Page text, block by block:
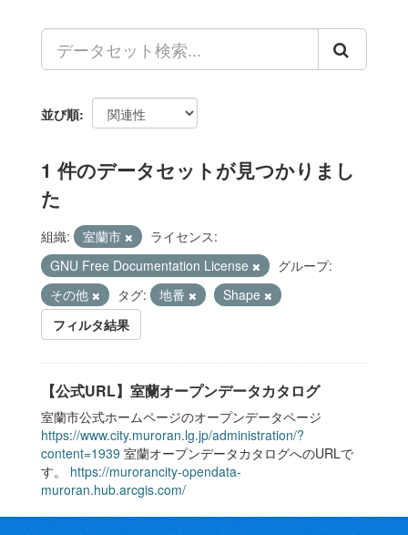
並び順
1 件のデータセットが見つかりまし
た
組織: 室蘭市
ライセンス:
GNU Free Documentation License
グループ:
その他
タグ: 地番
Shape
フィルタ結果
【公式URL】室蘭オープンデータカタログ
室蘭市公式ホームページのオープンデータページ
https://www.city.muroran.lg.jp/administration/?
content=1939 室蘭オープンデータカタログへのURLで
す。 https://murorancity-opendata-
muroran.hub.arcgis.com/